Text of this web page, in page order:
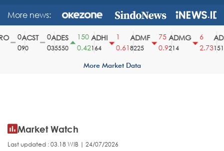
More news:
ACST
90
ADES
35550
150
0.42
ADHI
164
0.61
ADMF
8225
75
0.9
ADMG
214
2.731510
More Market Data
Market Watch
Last updated : 03.18 WIB | 24/07/2026